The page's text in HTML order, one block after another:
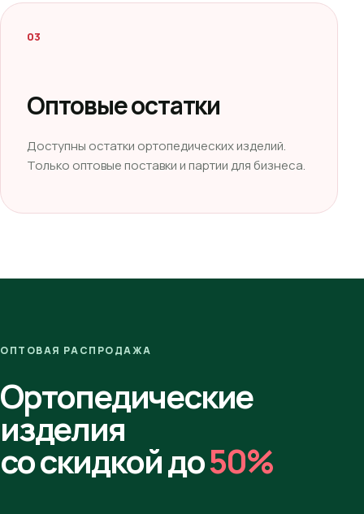
03
Оптовые остатки
Доступны остатки ортопедических изделий.
Только оптовые поставки и партии для бизнеса.
ОПТОВАЯ РАСПРОДАЖА
Ортопедические
изделия
со скидкой до50%